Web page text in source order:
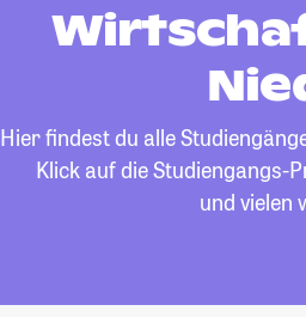
Hier findest du alle
Klick auf die Studiengangs-
und vielen